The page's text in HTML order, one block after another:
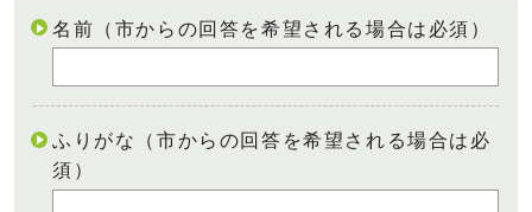
名前（市からの回答を希望される場合は必須）
ふりがな（市からの回答を希望される場合は必
須）